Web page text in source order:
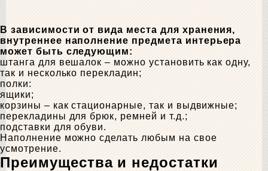
В зависимости от вида места для хранения,
внутреннее наполнение предмета интерьера
может быть следующим:
штанга для вешалок – можно установить как одну,
так и несколько перекладин;
полки:
ящики;
корзины – как стационарные, так и выдвижные;
перекладины для брюк, ремней и т.д.;
подставки для обуви.
Наполнение можно сделать любым на свое
усмотрение.
Преимущества и недостатки